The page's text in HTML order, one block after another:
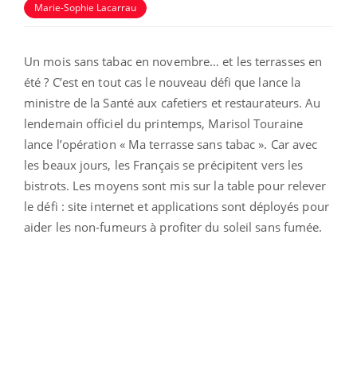
Marie-Sophie Lacarrau
Un mois sans tabac en novembre… et les terrasses en
été ? C’est en tout cas le nouveau défi que lance la
ministre de la Santé aux cafetiers et restaurateurs. Au
lendemain officiel du printemps, Marisol Touraine
lance l’opération « Ma terrasse sans tabac ». Car avec
les beaux jours, les Français se précipitent vers les
bistrots. Les moyens sont mis sur la table pour relever
le défi : site internet et applications sont déployés pour
aider les non-fumeurs à profiter du soleil sans fumée.